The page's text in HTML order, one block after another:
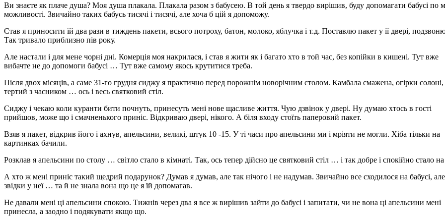
Ви знаєте як плаче душа? Моя душа плакала. Плакала разом з бабусею. В той день я твердо вирішив, буду допомагати бабусі по
можливості. Звичайно таких бабусь тисячі і тисячі, але хоча б цій я допоможу.
Став я приносити їй два рази в тиждень пакети, всього потроху, батон, молоко, яблучка і т.д. Поставлю пакет у її двері,
Так тривало приблизно пів року.
Але настали і для мене чорні дні. Комерція моя накрилася, і став я жити як і багато хто в той час, без копійки в кишені. Тут вже
вибачте не до допомоги бабусі … Тут вже самому якось крутитися треба.
Після двох місяців, а саме 31-го грудня сиджу я практично перед порожнім новорічним столом. Камбала смажена, огірки солоні,
тертий з часником … ось і весь святковий стіл.
Сиджу і чекаю коли куранти бити почнуть, принесуть мені нове щасливе життя. Чую дзвінок у двері. Ну думаю хтось в гості
прийшов, може що і смачненького приніс. Відкриваю двері, нікого. А біля входу стоїть паперовий пакет.
Взяв я пакет, відкрив його і ахнув, апельсини, великі, штук 10 -15. У ті часи про апельсини ми і мріяти не могли. Хіба тільки на
картинках бачили.
Розклав я апельсини по столу … світло стало в кімнаті. Так, ось тепер дійсно це святковий стіл … і так добре і спокійно стало
А хто ж мені приніс такий щедрий подарунок? Думав я думав, але так нічого і не надумав. Звичайно все сходилося на бабусі, але
звідки у неї … та й не знала вона що це я їй допомагав.
Не давали мені ці апельсини спокою. Тижнів через два я все ж вирішив зайти до бабусі і запитати, чи не вона ці апельсини мені
принесла, а заодно і подякувати якщо що.